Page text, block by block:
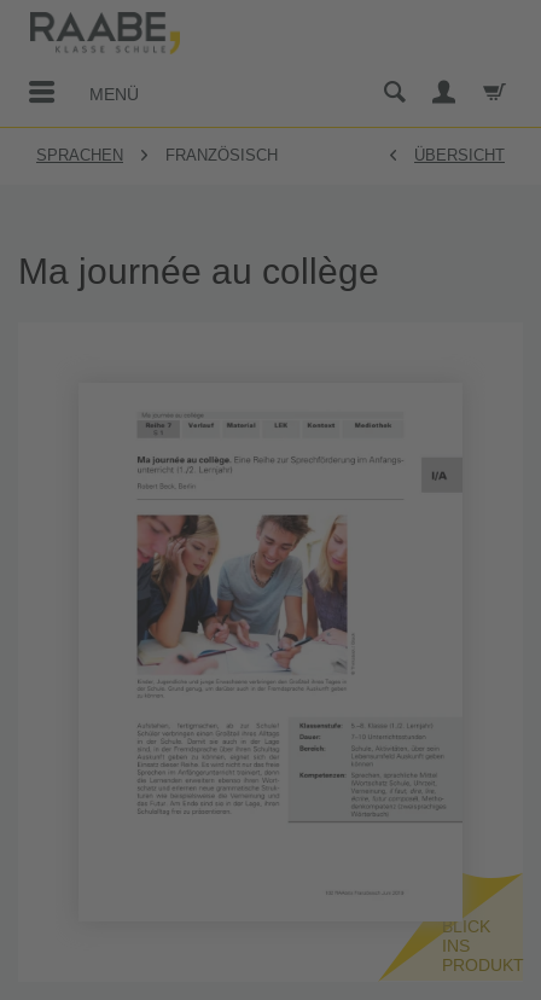
MENÜ
SPRACHEN FRANZÖSISCH ÜBERSICHT
Ma journée au collège
BLICK
INS
PRODUKT